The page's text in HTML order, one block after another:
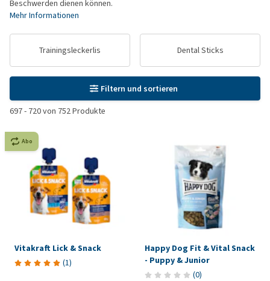
Beschwerden dienen können.
Mehr Informationen
Trainingsleckerlis Dental Sticks
Filtern und sortieren
697- 720von 752Produkte
Abo
Vitakraft Lick & Snack
(1)
Happy Dog Fit & Vital Snack
- Puppy & Junior
(0)